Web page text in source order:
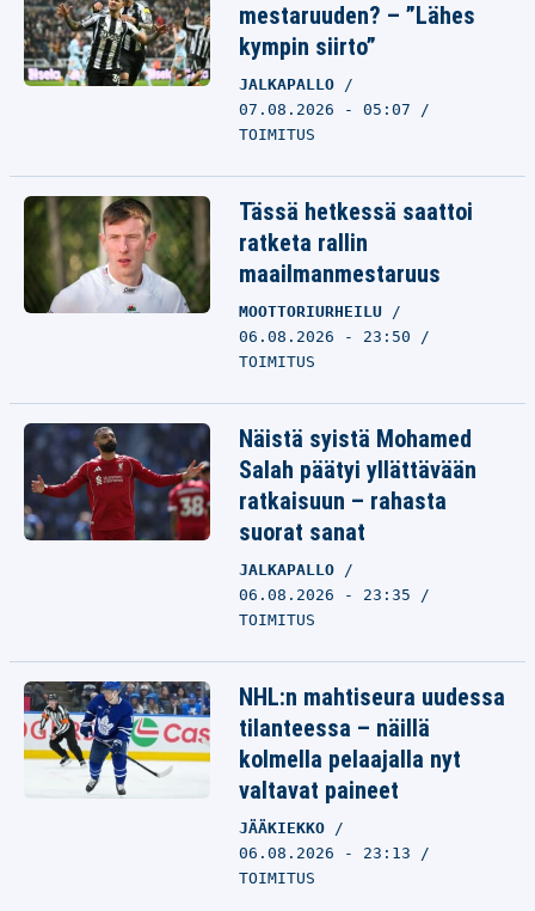
mestaruuden? – ”Lähes
kympin siirto”
JALKAPALLO
07.08.2026 - 05:07
TOIMITUS
Tässä hetkessä saattoi
ratketa rallin
maailmanmestaruus
MOOTTORIURHEILU
06.08.2026 - 23:50
TOIMITUS
Näistä syistä Mohamed
Salah päätyi yllättävään
ratkaisuun – rahasta
suorat sanat
JALKAPALLO
06.08.2026 - 23:35
TOIMITUS
NHL:n mahtiseura uudessa
tilanteessa – näillä
kolmella pelaajalla nyt
valtavat paineet
JÄÄKIEKKO
06.08.2026 - 23:13
TOIMITUS